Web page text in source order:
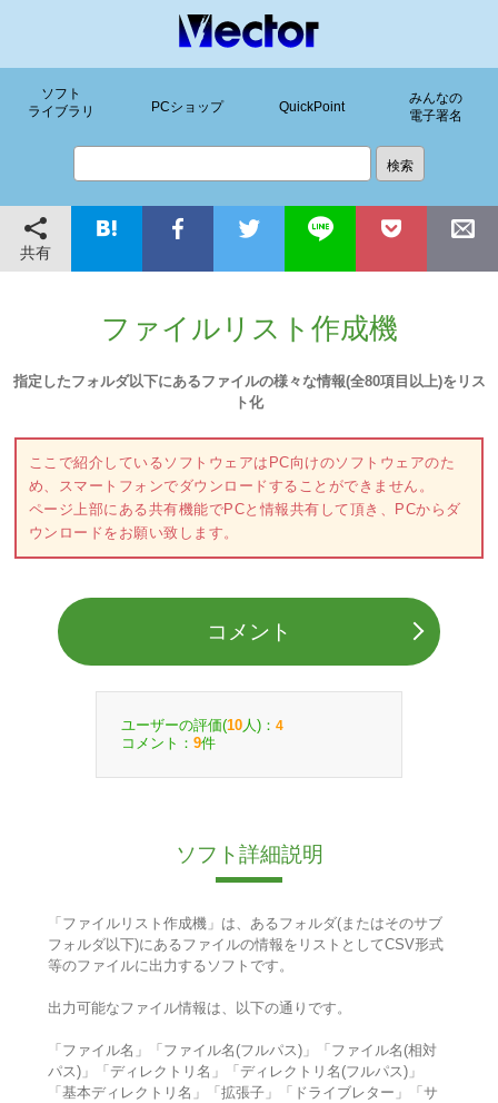
ソフト
ライブラリ
PCショップ QuickPoint
みんなの
電子署名
共有
ファイルリスト作成機
指定したフォルダ以下にあるファイルの様々な情報(全80項目以上)をリス
ト化
ここで紹介しているソフトウェアはPC向けのソフトウェアのた
め、スマートフォンでダウンロードすることができません。
ページ上部にある共有機能でPCと情報共有して頂き、PCからダ
ウンロードをお願い致します。
コメント
ユーザーの評価(10 人)： 4
コメント： 9件
ソフト詳細説明
「ファイルリスト作成機」は、あるフォルダ(またはそのサブ
フォルダ以下)にあるファイルの情報をリストとしてCSV形式
等のファイルに出力するソフトです。
出力可能なファイル情報は、以下の通りです。
「ファイル名」「ファイル名(フルパス)」「ファイル名(相対
パス)」「ディレクトリ名」「ディレクトリ名(フルパス)」
「基本ディレクトリ名」「拡張子」「ドライブレター」「サ